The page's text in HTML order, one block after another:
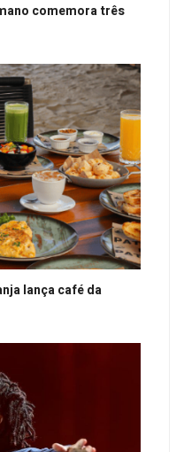
comemora três
lança café da